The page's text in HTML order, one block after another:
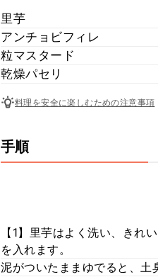
里芋
アンチョビフィレ
粒マスタード
乾燥パセリ
料理を安全に楽しむための注意事項
手順
【1】里芋はよく洗い、きれ
を入れます。
泥がついたままゆでると、土